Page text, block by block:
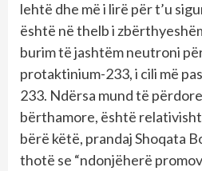
lehtë dhe më i lirë për t’u
është në thelb i
burim të jashtëm neutroni
protaktinium-233, i cili më
233. Ndërsa mund të
bërthamore, është
bërë këtë, prandaj Shoqata
thotë se “ndonjëherë